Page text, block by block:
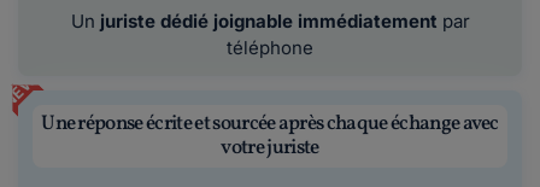
Un juriste dédié joignable immédiatement par
téléphone
NEW
Une réponse écrite et sourcée après chaque échange avec
votre juriste